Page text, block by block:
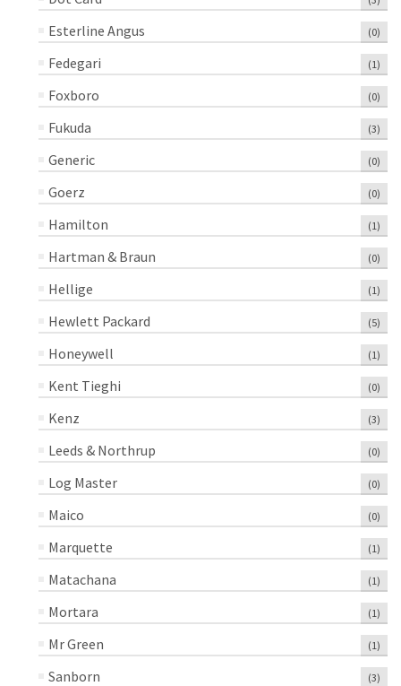
Esterline Angus (0)
Fedegari (1)
Foxboro (0)
Fukuda (3)
Generic (0)
Goerz (0)
Hamilton (1)
Hartman & Braun (0)
Hellige (1)
Hewlett Packard (5)
Honeywell (1)
Kent Tieghi (0)
Kenz (3)
Leeds & Northrup (0)
Log Master (0)
Maico (0)
Marquette (1)
Matachana (1)
Mortara (1)
Mr Green (1)
Sanborn (3)